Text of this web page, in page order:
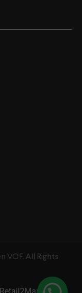
VOF. All Rights